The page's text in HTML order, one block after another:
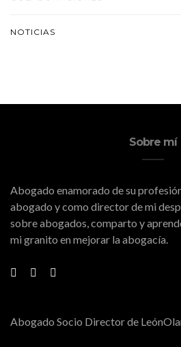
NOTICIAS
Sobre mí
Abogado enamorado de su
abogado y como director de mi
sobre abogados, comparto y
mi granito en mejorar la abogacía.
Abogado Socio Director de